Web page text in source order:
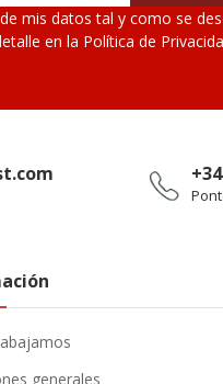
mis datos tal y como se
en la Política de
generales